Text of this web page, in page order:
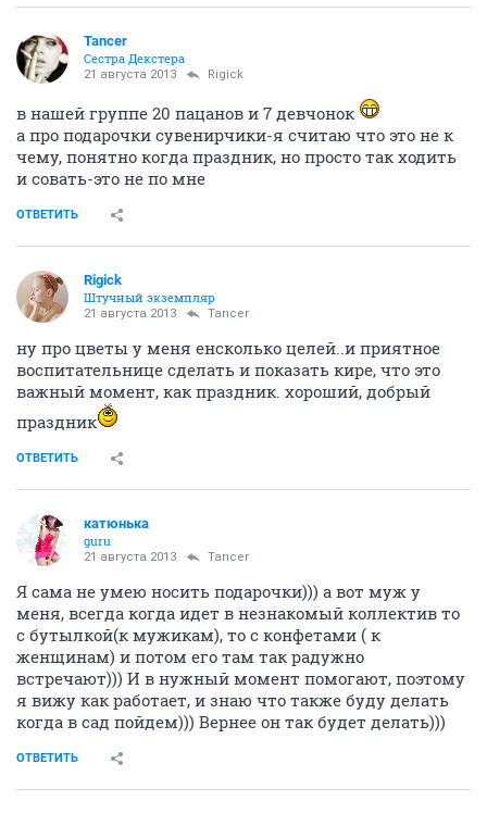
Tancer
Сестра Декстера
21 августа 2013 Rigick
в нашей группе 20 пацанов и 7 девчонок
а про подарочки сувенирчики-я считаю что это не к
чему, понятно когда праздник, но просто так ходить
и совать-это не по мне
ОТВЕТИТЬ
Rigick
Штучный экземпляр
21 августа 2013 Tancer
ну про цветы у меня енсколько целей..и приятное
воспитательнице сделать и показать кире, что это
важный момент, как праздник. хороший, добрый
праздник
ОТВЕТИТЬ
катюнька
guru
21 августа 2013 Tancer
Я сама не умею носить подарочки))) а вот муж у
меня, всегда когда идет в незнакомый коллектив то
с бутылкой(к мужикам), то с конфетами ( к
женщинам) и потом его там так радужно
встречают))) И в нужный момент помогают, поэтому
я вижу как работает, и знаю что также буду делать
когда в сад пойдем))) Вернее он так будет делать)))
ОТВЕТИТЬ